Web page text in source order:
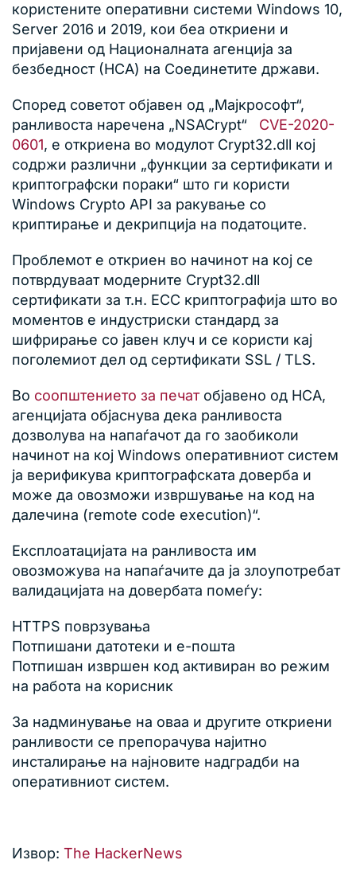
користените оперативни системи Windows 10,
Server 2016 и 2019, кои беа откриени и
пријавени од Националната агенција за
безбедност (НСА) на Соединетите држави.
Според советот објавен од „Мајкрософт“,
ранливоста наречена „NSACrypt“ CVE-2020-
0601, е откриена во модулот Crypt32.dll кој
содржи различни „функции за сертификати и
криптографски пораки“ што ги користи
Windows Crypto API за ракување со
криптирање и декрипција на податоците.
Проблемот е откриен во начинот на кој се
потврдуваат модерните Crypt32.dll
сертификати за т.н. ECC криптографија што во
моментов е индустриски стандард за
шифрирање со јавен клуч и се користи кај
поголемиот дел од сертификати SSL / TLS.
Во соопштението за печатобјавено од НСА,
агенцијата објаснува дека ранливоста
дозволува на напаѓачот да го заобиколи
начинот на кој Windows оперативниот систем
ја верификува криптографската доверба и
може да овозможи извршување на код на
далечина (remote code execution)“.
Експлоатацијата на ранливоста им
овозможува на напаѓачите да ја злоупотребат
валидацијата на довербата помеѓу:
HTTPS поврзувања
Потпишани датотеки и е-пошта
Потпишан извршен код активиран во режим
на работа на корисник
За надминување на оваа и другите откриени
ранливости се препорачува најитно
инсталирање на најновите надградби на
оперативниот систем.
Извор: The HackerNews